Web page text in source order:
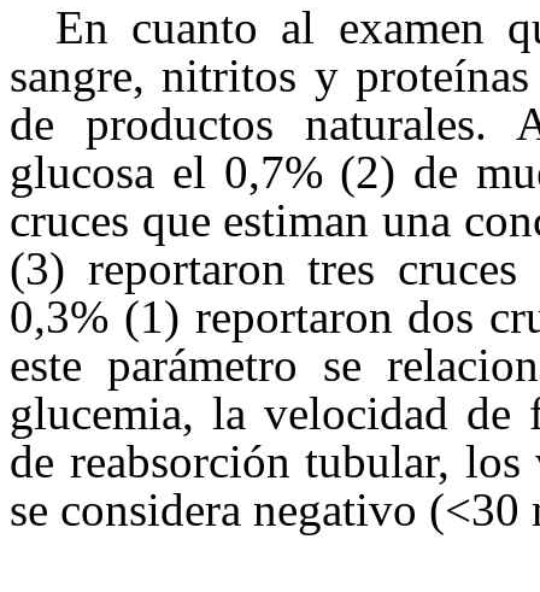
En cuanto al examen
sangre, nitritos y
de productos naturales.
glucosa el 0,7% (2) de
cruces que estiman una
(3) reportaron tres
0,3% (1) reportaron dos
este parámetro se
glucemia, la velocidad
de reabsorción tubular,
se considera negativo